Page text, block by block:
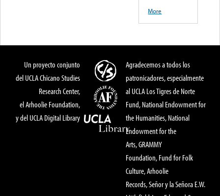
More
Un proyecto conjunto
del UCLA Chicano Studies
Research Center,
el Arhoolie Foundation,
y del UCLA Digital Library
Agradecemos a todos los
patronicadores, especialmente
al UCLA Los Tigres de Norte
Fund, National Endowment for
the Humanities, National
Endowment for the
Arts, GRAMMY
Foundation, Fund for Folk
Culture, Arhoolie
Records, Señor y la Señora E.W.